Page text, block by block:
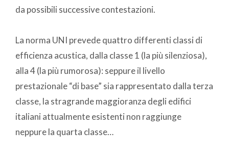
da possibili successive contestazioni.
La norma UNI prevede quattro differenti classi di
efficienza acustica, dalla classe 1 (la più silenziosa),
alla 4 (la più rumorosa): seppure il livello
prestazionale “di base” sia rappresentato dalla terza
classe, la stragrande maggioranza degli edifici
italiani attualmente esistenti non raggiunge
neppure la quarta classe…